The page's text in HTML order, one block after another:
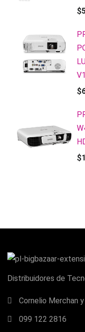
$
$
$
Distribuidores de
Cornelio Merchan
099 122 2816